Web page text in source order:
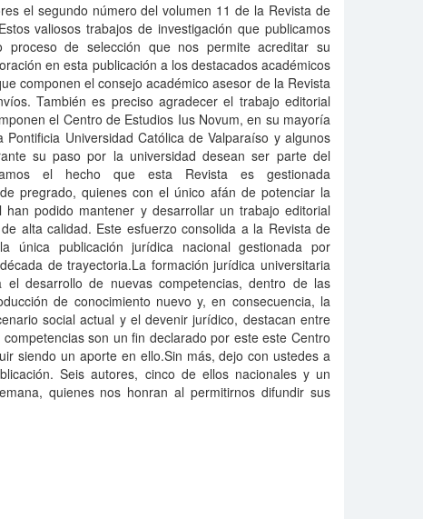
el segundo número del volumen 11 de la Revista de
valiosos trabajos de investigación que publicamos
proceso de selección que nos permite acreditar su
en esta publicación a los destacados académicos
componen el consejo académico asesor de la Revista
También es preciso agradecer el trabajo editorial
el Centro de Estudios Ius Novum, en su mayoría
Universidad Católica de Valparaíso y algunos
su paso por la universidad desean ser parte del
el hecho que esta Revista es gestionada
pregrado, quienes con el único afán de potenciar la
han podido mantener y desarrollar un trabajo editorial
alta calidad. Este esfuerzo consolida a la Revista de
única publicación jurídica nacional gestionada por
de trayectoria.La formación jurídica universitaria
desarrollo de nuevas competencias, dentro de las
de conocimiento nuevo y, en consecuencia, la
social actual y el devenir jurídico, destacan entre
son un fin declarado por este este Centro
siendo un aporte en ello.Sin más, dejo con ustedes a
Seis autores, cinco de ellos nacionales y un
quienes nos honran al permitirnos difundir sus